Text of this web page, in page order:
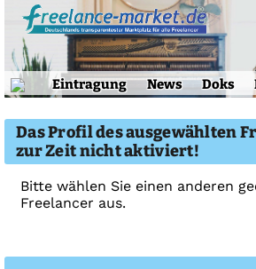
Eintragung News Doks
Das Profil des ausgewählten
zur Zeit nicht aktiviert!
Bitte wählen Sie einen anderen
Freelancer aus.